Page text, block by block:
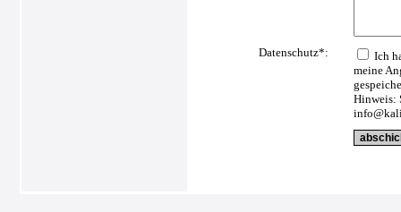
Datenschutz*:
Ich
meine
Hinweis: